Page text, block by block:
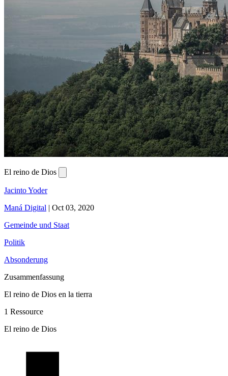
El reino de Dios
Jacinto Yoder
Maná Digital | Oct 03, 2020
Gemeinde und Staat
Politik
Absonderung
Zusammenfassung
El reino de Dios en la tierra
1 Ressource
El reino de Dios